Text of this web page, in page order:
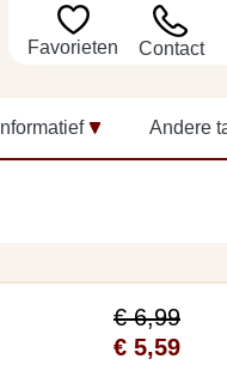
Favorieten Contact
Informatief Andere
€ 6,99
€ 5,59